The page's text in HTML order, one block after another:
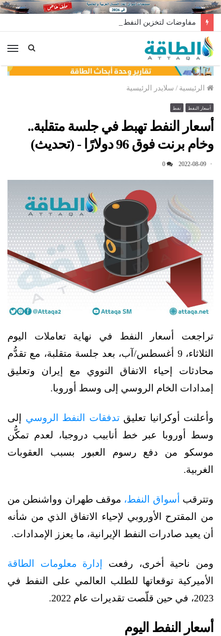
مفاوضات لتخزين النفط العراقي في الخارج
الرئيسية / سلايدر الرئيسية
أسعار النفط نفط
أسعار النفط تهبط في جلسة متقلبة..
وخام برنت فوق 96 دولارًا - (تحديث)
2022-08-09
0
تراجعت أسعار النفط في نهاية تعاملات اليوم
الثلاثاء، 9 أغسطس/آب، بعد جلسة متقلبة، مع تقدُّم
محادثات إحياء الاتفاق النووي مع إيران وتعليق
إمدادات الخام الروسي إلى وسط أوروبا.
وأعلنت أوكرانيا تعليق تدفقات النفط الروسي إلى
وسط أوروبا عبر خط أنابيب دروجبا، لعدم تمكُّن
موسكو من دفع رسوم العبور بسبب العقوبات
الغربية.
وتترقب أسواق النفط، موقف طهران وواشنطن من
من المقترح الأوروبي لإحياء الاتفاق الذي من شأنه
أن يعيد صادرات النفط الإيرانية، ما يعزز الإمدادات.
ومن ناحية أخرى، رفعت
إدارة معلومات الطاقة
الأميركية توقعاتها للطلب العالمي على النفط في
2023، في حين قلّصت تقديرات عام 2022.
أسعار النفط اليوم